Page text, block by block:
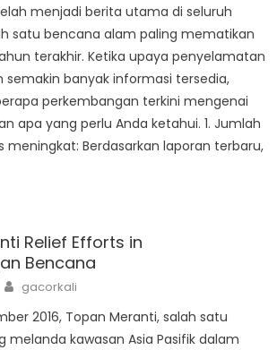
menjadi berita utama di seluruh
satu bencana alam paling mematikan
terakhir. Ketika upaya penyelamatan
semakin banyak informasi tersedia,
perkembangan terkini mengenai
apa yang perlu Anda ketahui. 1. Jumlah
meningkat: Berdasarkan laporan terbaru,
Relief Efforts in
Bencana
Author
gacorkali
2016, Topan Meranti, salah satu
melanda kawasan Asia Pasifik dalam